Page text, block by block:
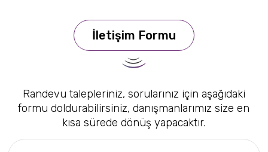
İletişim Formu
Randevu talepleriniz, sorularınız için aşağıdaki
formu doldurabilirsiniz, danışmanlarımız size en
kısa sürede dönüş yapacaktır.